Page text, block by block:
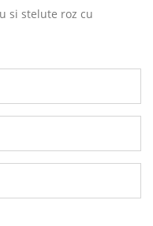
si stelute roz cu